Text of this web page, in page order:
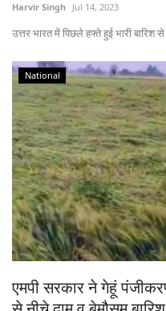
Harvir Singh Jul 14, 2023
उत्तर भारत में पिछले हफ्ते हुई भारी बारिश
National
एमपी सरकार ने गेहूं